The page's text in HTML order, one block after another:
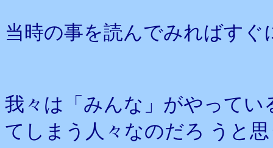
当時の事を読んでみればす
我々は「みんな」がやって
てしまう人々なのだろ うと